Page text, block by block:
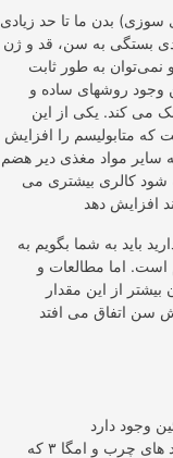
سوزی) بدن ما تا حد زیادی
بستگی به سن، قد و ژن
به طور ثابت
وجود روشهای ساده و
می کند. یکی از این
متابولیسم را افزایش
سایر مواد مغذی دیر هضم
شود کالری بیشتری می
باید به شما بگویم به
گرم پروتئین لازم است. اما مطالعات و
از این مقدار
سن اتفاق می افتد
تمام ۹ اسید آمینه ضروری در پروتئین به علاوه اسید های چرب و امگا ۳ که